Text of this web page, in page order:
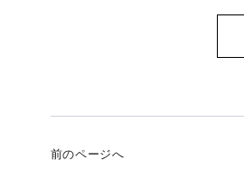
前のページへ